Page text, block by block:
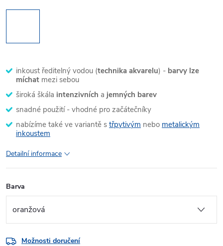
inkoust ředitelný vodou (technika akvarelu) - barvy lze
míchat mezi sebou
široká škála intenzivních a jemných barev
snadné použití - vhodné pro začátečníky
nabízíme také ve variantě s třpytivým nebo metalickým
inkoustem
Detailní informace
Barva
Možnosti doručení